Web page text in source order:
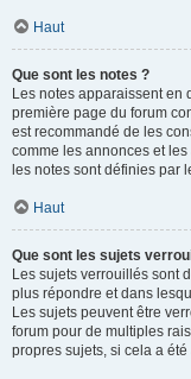
Haut
Que sont les notes ?
Les notes apparaissent en
première page du forum
est recommandé de les
comme les annonces et
les notes sont définies par
Haut
Que sont les sujets
Les sujets verrouillés sont
plus répondre et dans
Les sujets peuvent être
forum pour de multiples
propres sujets, si cela a